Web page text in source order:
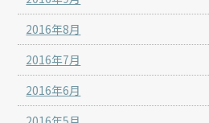
2016年8月
2016年7月
2016年6月